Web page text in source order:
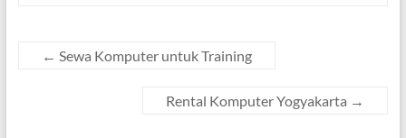
← Sewa Komputer untuk Training
Rental Komputer Yogyakarta →